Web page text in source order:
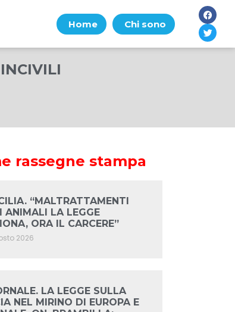
Home Chi sono
rassegne stampa
“MALTRATTAMENTI
ANIMALI LA LEGGE
ORA IL CARCERE”
2026
LA LEGGE SULLA
NEL MIRINO DI EUROPA E